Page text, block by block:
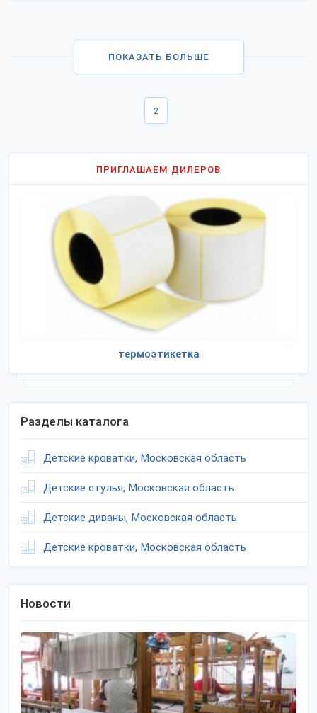
ПОКАЗАТЬ БОЛЬШЕ
2
ПРИГЛАШАЕМ ДИЛЕРОВ
термоэтикетка
Разделы каталога
Детские кроватки, Московская область
Детские стулья, Московская область
Детские диваны, Московская область
Детские кроватки, Московская область
Новости